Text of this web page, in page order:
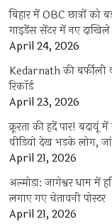
बिहार में OBC छात्रों को
गाइडेंस सेंटर में नए
April 24, 2026
Kedarnath की बर्फीली
रिकॉर्ड
April 23, 2026
क्रूरता की हदें पार! बदायूं
वीडियो देख भड़के लोग,
April 21, 2026
अल्मोड़ा: जागेश्वर धाम में
लगाए गए चेतावनी पोस्टर
April 21, 2026